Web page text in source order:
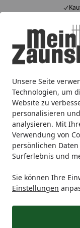
Unsere Seite
Technologien, um
Website zu
personalisieren
analysieren. Mit
Verwendung von
persönlichen
Surferlebnis und
Sie können Ihre
Einstellungen
Alle Produkte
Mein Konto
Suchen
Startseite
Sichtschutz
ARZAGO
Ihre
Kategorien
Filter / Sortierung